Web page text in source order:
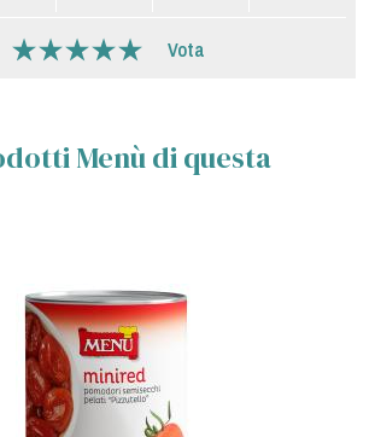
Vota
Menù di questa